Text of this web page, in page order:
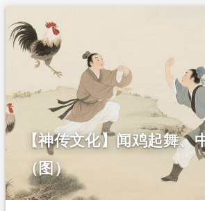
2.正文
2.1.少年同心 闻鸡起舞
2.2.
刘琨守晋阳 智勇退敌
祖逖渡江 中流击楫
【神传文化】闻鸡起舞、
（图）